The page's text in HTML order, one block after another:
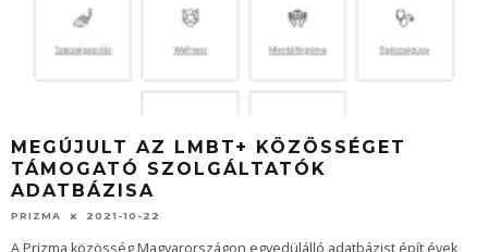
MEGÚJULT AZ LMBT+ KÖZÖSSÉGET
TÁMOGATÓ SZOLGÁLTATÓK
ADATBÁZISA
PRIZMA 2021-10-22
A Prizma közösség Magyarországon egyedülálló adatbázist épít évek